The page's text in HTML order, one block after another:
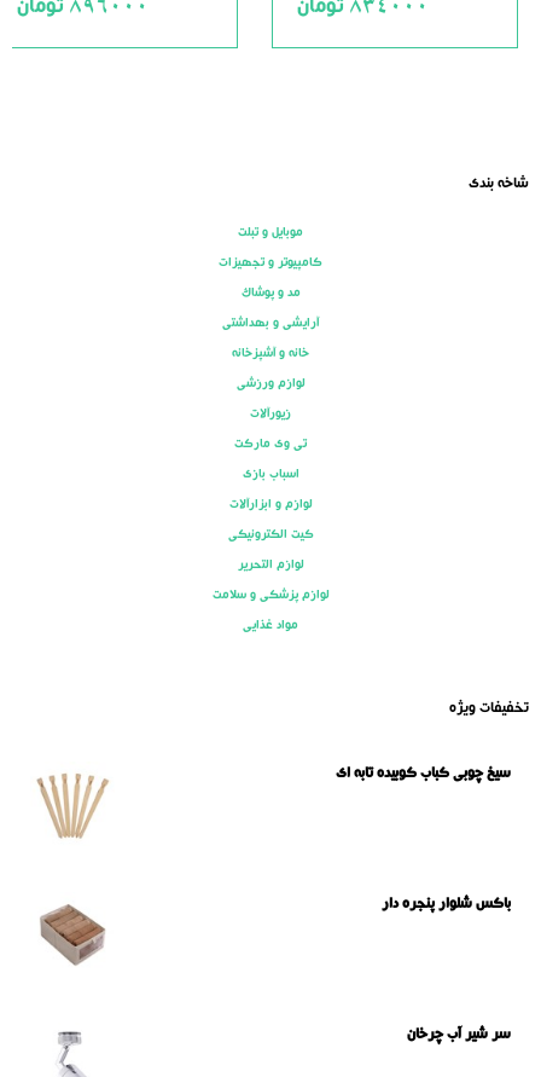
out
5
834000 تومان
5
896000 تومان
شاخه بندی
موبایل و تبلت
کامپیوتر و تجهیزات
مد و پوشاک
آرایشی و بهداشتی
خانه و آشپزخانه
لوازم ورزشی
زیورآلات
تی وی مارکت
اسباب بازی
لوازم و ابزارآلات
کیت الکترونیکی
لوازم التحریر
لوازم پزشکی و سلامت
مواد غذایی
تخفیفات ویژه
سیخ چوبی کباب کوبیده تابه ای
باکس شلوار پنجره دار
سر شیر آب چرخان